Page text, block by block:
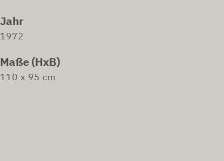
Jahr
1972
Maße (HxB)
110 x 95 cm